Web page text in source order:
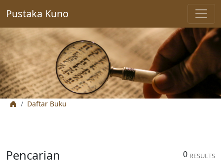
Pustaka Kuno
Daftar Buku
0 RESULTS
Pencarian